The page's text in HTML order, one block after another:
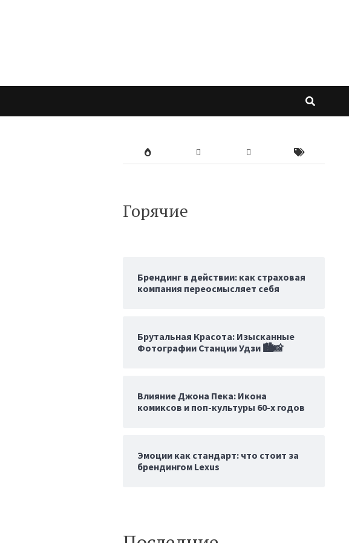
Горячие
Брендинг в действии: как страховая
компания переосмысляет себя
Брутальная Красота: Изысканные
Фотографии Станции Удзи 🏙️📸
Влияние Джона Пека: Икона
комиксов и поп-культуры 60-х годов
Эмоции как стандарт: что стоит за
брендингом Lexus